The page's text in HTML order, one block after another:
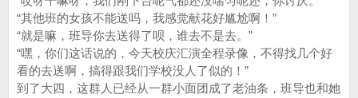
“其他班的女孩不能送吗，我感觉献花好尴尬啊！”
“就是嘛，班导你去送得了呗，谁去不是去。”
“嘿，你们这话说的，今天校庆汇演全程录像，不得找几个好
看的去送啊，搞得跟我们学校没人了似的！”
到了大四，这群人已经从一群小面团成了老油条，班导也和她